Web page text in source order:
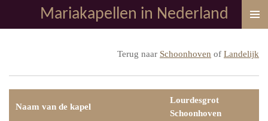
direct
Mariakapellen in Nederland
Terug naar Schoonhoven of Landelijk
Naam van de kapel
Lourdesgrot
Schoonhoven